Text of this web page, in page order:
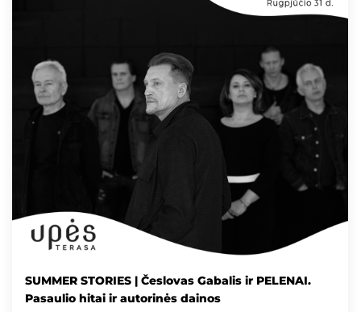
SUMMER STORIES | Česlovas Gabalis ir PELENAI.
Pasaulio hitai ir autorinės dainos